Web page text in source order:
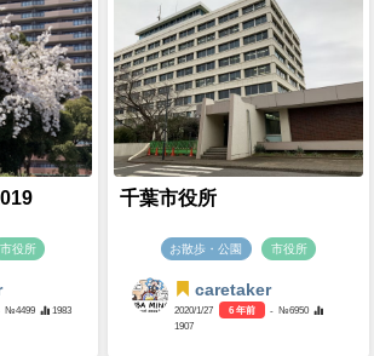
市役所
№4499 1983
千葉市役所
お散歩・公園 市役所
caretaker
2020/1/27 6 年前
- №6950
1907